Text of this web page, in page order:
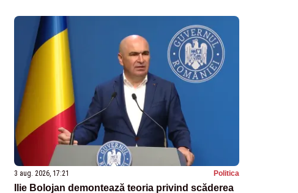
3 aug. 2026, 17:21 Politica
Ilie Bolojan demontează teoria privind scăderea